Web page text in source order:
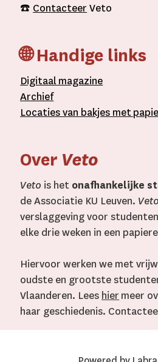
☎️ Contacteer Veto
🌐 Handige links
Digitaal magazine
Archief
Locaties van bakjes met
Over Veto
Veto is het onafhankelijke
de Associatie KU Leuven. Veto
verslaggeving voor
elke drie weken in een
Hiervoor werken we met
oudste en grootste
Vlaanderen. Lees hier meer
haar geschiedenis.